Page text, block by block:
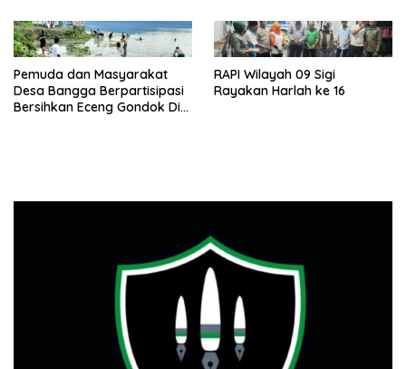
Pemuda dan Masyarakat
Desa Bangga Berpartisipasi
Bersihkan Eceng Gondok Di
RAPI Wilayah 09 Sigi
Rayakan Harlah ke 16